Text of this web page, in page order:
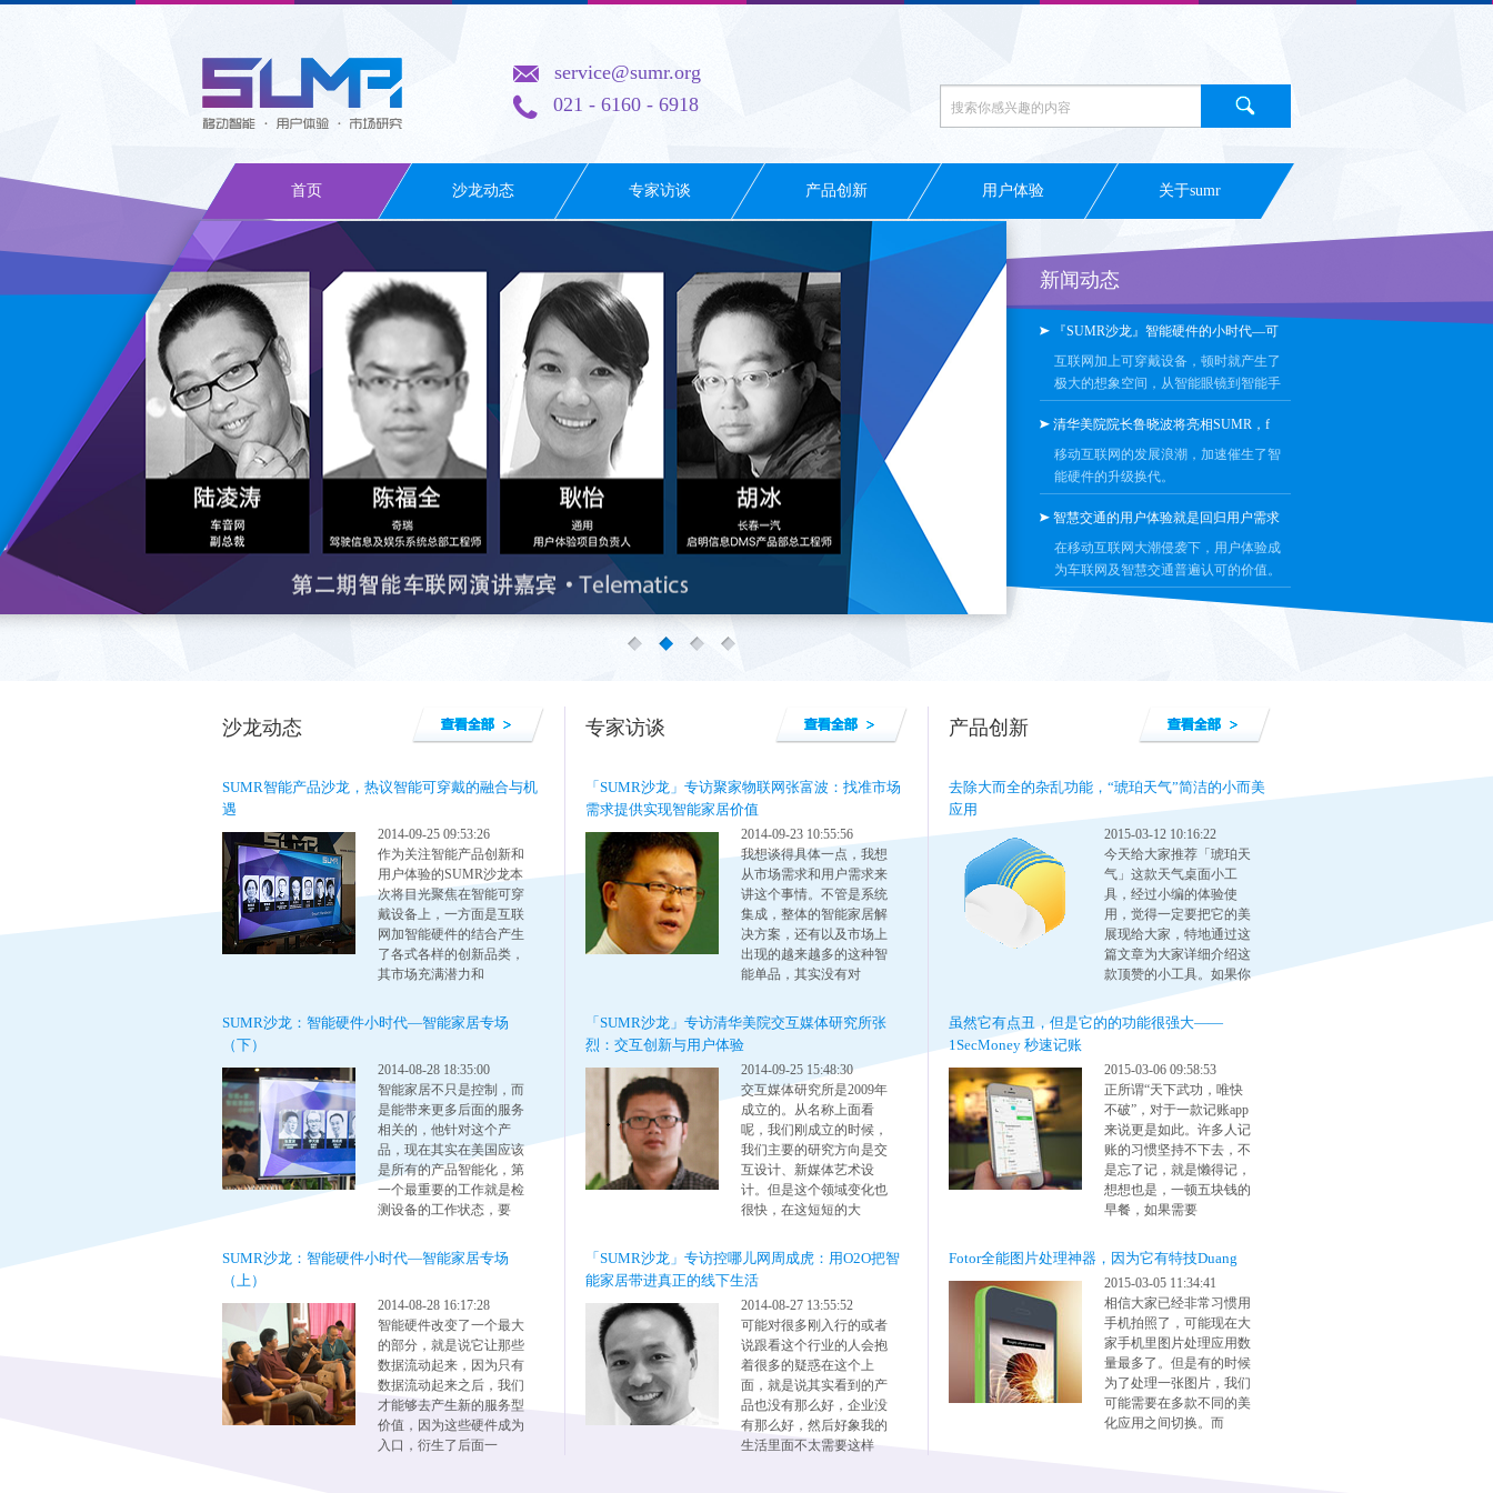
service@sumr.org
021 - 6160 - 6918
首页 沙龙动态 专家访谈 产品创新 用户体验 关于sumr
新闻动态
『SUMR沙龙』智能硬件的小时代—可
互联网加上可穿戴设备，顿时就产生了
极大的想象空间，从智能眼镜到智能手
清华美院院长鲁晓波将亮相SUMR，f
移动互联网的发展浪潮，加速催生了智
能硬件的升级换代。
智慧交通的用户体验就是回归用户需求
在移动互联网大潮侵袭下，用户体验成
为车联网及智慧交通普遍认可的价值。
沙龙动态
SUMR智能产品沙龙，热议智能可穿戴的融合与机
遇
2014-09-25 09:53:26
作为关注智能产品创新和
用户体验的SUMR沙龙本
次将目光聚焦在智能可穿
戴设备上，一方面是互联
网加智能硬件的结合产生
了各式各样的创新品类，
其市场充满潜力和
SUMR沙龙：智能硬件小时代—智能家居专场
（下）
2014-08-28 18:35:00
智能家居不只是控制，而
是能带来更多后面的服务
相关的，他针对这个产
品，现在其实在美国应该
是所有的产品智能化，第
一个最重要的工作就是检
测设备的工作状态，要
SUMR沙龙：智能硬件小时代—智能家居专场
（上）
2014-08-28 16:17:28
智能硬件改变了一个最大
的部分，就是说它让那些
数据流动起来，因为只有
数据流动起来之后，我们
才能够去产生新的服务型
价值，因为这些硬件成为
入口，衍生了后面一
专家访谈
「SUMR沙龙」专访聚家物联网张富波：找准市场
需求提供实现智能家居价值
2014-09-23 10:55:56
我想谈得具体一点，我想
从市场需求和用户需求来
讲这个事情。不管是系统
集成，整体的智能家居解
决方案，还有以及市场上
出现的越来越多的这种智
能单品，其实没有对
「SUMR沙龙」专访清华美院交互媒体研究所张
烈：交互创新与用户体验
2014-09-25 15:48:30
交互媒体研究所是2009年
成立的。从名称上面看
呢，我们刚成立的时候，
我们主要的研究方向是交
互设计、新媒体艺术设
计。但是这个领域变化也
很快，在这短短的大
「SUMR沙龙」专访控哪儿网周成虎：用O2O把智
能家居带进真正的线下生活
2014-08-27 13:55:52
可能对很多刚入行的或者
说跟看这个行业的人会抱
着很多的疑惑在这个上
面，就是说其实看到的产
品也没有那么好，企业没
有那么好，然后好象我的
生活里面不太需要这样
产品创新
去除大而全的杂乱功能，“琥珀天气”简洁的小而美
应用
2015-03-12 10:16:22
今天给大家推荐「琥珀天
气」这款天气桌面小工
具，经过小编的体验使
用，觉得一定要把它的美
展现给大家，特地通过这
篇文章为大家详细介绍这
款顶赞的小工具。如果你
虽然它有点丑，但是它的的功能很强大——
1SecMoney 秒速记账
2015-03-06 09:58:53
正所谓“天下武功，唯快
不破”，对于一款记账app
来说更是如此。许多人记
账的习惯坚持不下去，不
是忘了记，就是懒得记，
想想也是，一顿五块钱的
早餐，如果需要
Fotor全能图片处理神器，因为它有特技Duang
2015-03-05 11:34:41
相信大家已经非常习惯用
手机拍照了，可能现在大
家手机里图片处理应用数
量最多了。但是有的时候
为了处理一张图片，我们
可能需要在多款不同的美
化应用之间切换。而